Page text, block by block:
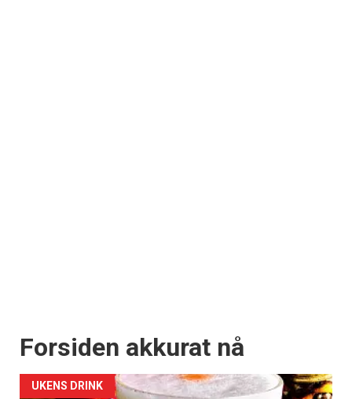
Forsiden akkurat nå
UKENS DRINK